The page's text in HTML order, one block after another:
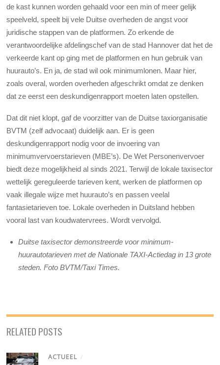
de kast kunnen worden gehaald voor een min of meer gelijk
speelveld, speelt bij vele Duitse overheden de angst voor
juridische stappen van de platformen. Zo erkende de
verantwoordelijke afdelingschef van de stad Hannover dat het de
verkeerde kant op ging met de platformen en hun gebruik van
huurauto’s. En ja, de stad wil ook minimumlonen. Maar hier,
zoals overal, worden overheden afgeschrikt omdat ze denken
dat ze eerst een deskundigenrapport moeten laten opstellen.
Dat dit niet klopt, gaf de voorzitter van de Duitse taxiorganisatie
BVTM (zelf advocaat) duidelijk aan. Er is geen
deskundigenrapport nodig voor de invoering van
minimumvervoerstarieven (MBE’s). De Wet Personenvervoer
biedt deze mogelijkheid al sinds 2021. Terwijl de lokale taxisector
wettelijk gereguleerde tarieven kent, werken de platformen op
vaak illegale wijze met huurauto’s en passen veelal
fantasietarieven toe. Lokale overheden in Duitsland hebben
vooral last van koudwatervrees. Wordt vervolgd.
Duitse taxisector demonstreerde voor minimum-
huurautotarieven met de Nationale TAXI-Actiedag in 13 grote
steden. Foto BVTM/Taxi Times.
RELATED POSTS
ACTUEEL /